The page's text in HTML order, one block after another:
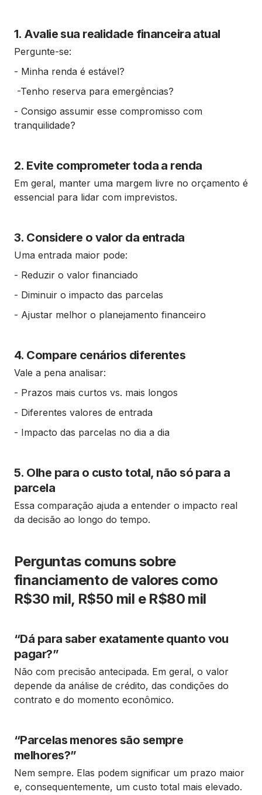
1. Avalie sua realidade financeira atual
Pergunte-se:
- Minha renda é estável?
-Tenho reserva para emergências?
- Consigo assumir esse compromisso com
tranquilidade?
2. Evite comprometer toda a renda
Em geral, manter uma margem livre no orçamento é
essencial para lidar com imprevistos.
3. Considere o valor da entrada
Uma entrada maior pode:
- Reduzir o valor financiado
- Diminuir o impacto das parcelas
- Ajustar melhor o planejamento financeiro
4. Compare cenários diferentes
Vale a pena analisar:
- Prazos mais curtos vs. mais longos
- Diferentes valores de entrada
- Impacto das parcelas no dia a dia
5. Olhe para o custo total, não só para a
parcela
Essa comparação ajuda a entender o impacto real
da decisão ao longo do tempo.
Perguntas comuns sobre
financiamento de valores como
R$30 mil, R$50 mil e R$80 mil
“Dá para saber exatamente quanto vou
pagar?”
Não com precisão antecipada. Em geral, o valor
depende da análise de crédito, das condições do
contrato e do momento econômico.
“Parcelas menores são sempre
melhores?”
Nem sempre. Elas podem significar um prazo maior
e, consequentemente, um custo total mais elevado.